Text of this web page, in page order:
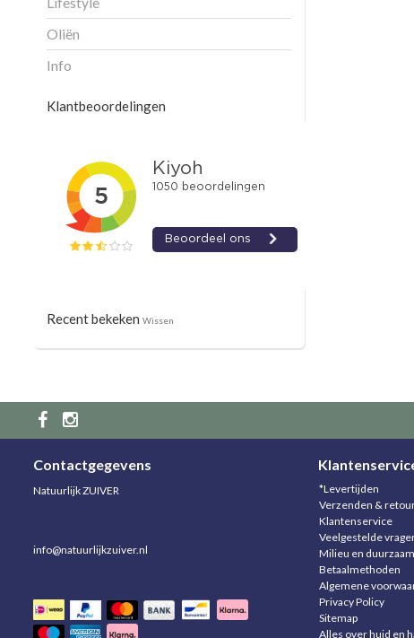
Oliën
Info
Klantbeoordelingen
Recent bekeken Wissen
Contactgegevens
Natuurlijk ZUIVER
info@natuurlijkzuiver.nl
*Levertijden
Verzenden &
Klantenservice
Veelgestelde
Milieu en
Betaalmethoden
Algemene
Privacy Policy
Sitemap
Alles over huid en